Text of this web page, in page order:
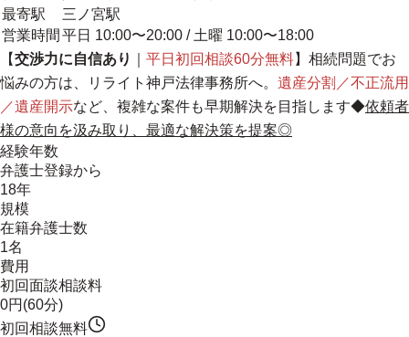
最寄駅
三ノ宮駅
営業時間 平日 10:00〜20:00 / 土曜 10:00〜18:00
【交渉力に自信あり 平日初回相談60分無料】相続問題でお
悩みの方は、リライト神戸法律事務所へ。 遺産分割／不正流用
／遺産開示など、複雑な案件も早期解決を目指します◆依頼者
様の意向を汲み取り、最適な解決策を提案◎
経験年数
弁護士登録から
18年
規模
在籍弁護士数
1名
費用
初回面談相談料
0円(60分)
初回相談無料